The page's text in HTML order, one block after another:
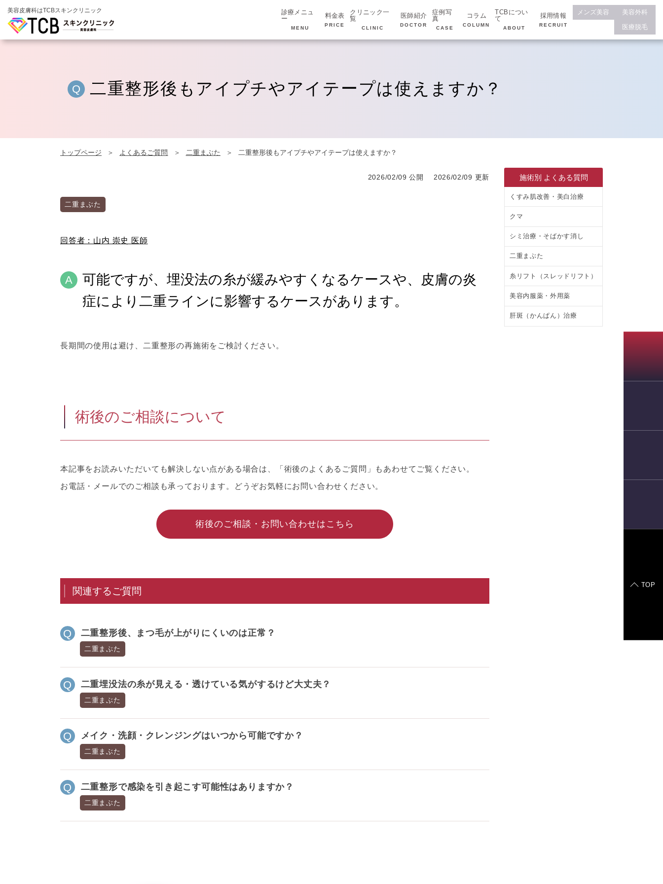
美容皮膚科はTCBスキンクリニック
診療メニュ
ー
MENU
料金表
PRICE
クリニック一
覧
CLINIC
医師紹介
DOCTOR
症例写
真
CASE
コラム
COLUMN
TCBについ
て
ABOUT
採用情報
RECRUIT
メンズ美容
美容外科
医療脱毛
二重整形後もアイプチやアイテープは使えますか？
トップページ よくあるご質問 二重まぶた 二重整形後もアイプチやアイテープは使えますか？
2026/02/09 公開 2026/02/09 更新
二重まぶた
回答者：山内 崇史 医師
可能ですが、埋没法の糸が緩みやすくなるケースや、皮膚の炎
症により二重ラインに影響するケースがあります。
長期間の使用は避け、二重整形の再施術をご検討ください。
術後のご相談について
本記事をお読みいただいても解決しない点がある場合は、「術後のよくあるご質問」もあわせてご覧ください。
お電話・メールでのご相談も承っております。どうぞお気軽にお問い合わせください。
術後のご相談・お問い合わせはこちら
関連するご質問
二重整形後、まつ毛が上がりにくいのは正常？
二重まぶた
二重埋没法の糸が見える・透けている気がするけど大丈夫？
二重まぶた
メイク・洗顔・クレンジングはいつから可能ですか？
二重まぶた
二重整形で感染を引き起こす可能性はありますか？
二重まぶた
施術別 よくある質問
くすみ肌改善・美白治療
クマ
シミ治療・そばかす消し
二重まぶた
糸リフト（スレッドリフト）
美容内服薬・外用薬
肝斑（かんぱん）治療
TOP